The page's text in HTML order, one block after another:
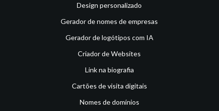
Design personalizado
Gerador de nomes de empresas
Gerador de logótipos com IA
Criador de Websites
Link na biografia
Cartões de visita digitais
Nomes de domínios